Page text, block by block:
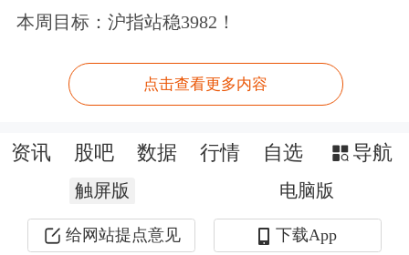
本周目标：沪指站稳3982！
点击查看更多内容
资讯 股吧 数据 行情 自选 导航
触屏版 电脑版
给网站提点意见 下载App